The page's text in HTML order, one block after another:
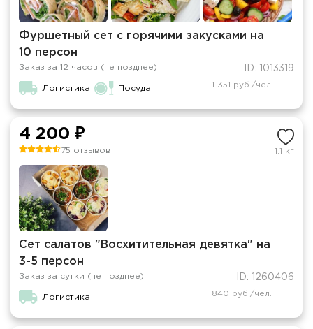
Фуршетный сет с горячими закусками на
10 персон
Заказ за 12 часов (не позднее) ID: 1013319
Логистика Посуда 1 351 руб./чел.
4 200 ₽
75 отзывов 1.1 кг
Сет салатов "Восхитительная девятка" на
3-5 персон
Заказ за сутки (не позднее) ID: 1260406
Логистика 840 руб./чел.